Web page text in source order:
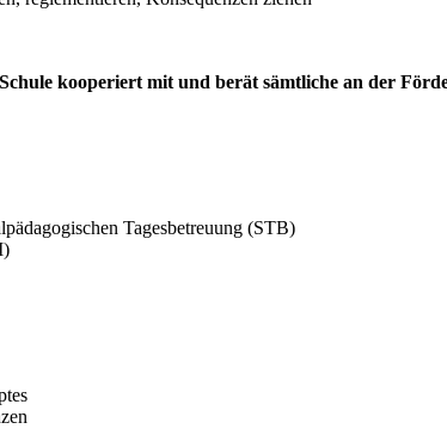
kooperiert mit und berät sämtliche an der
Tagesbetreuung (STB)